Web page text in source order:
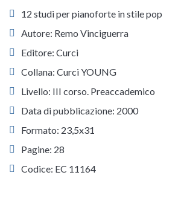
12 studi per pianoforte in stile pop
Autore: Remo Vinciguerra
Editore: Curci
Collana: Curci YOUNG
Livello: III corso. Preaccademico
Data di pubblicazione: 2000
Formato: 23,5x31
Pagine: 28
Codice: EC 11164